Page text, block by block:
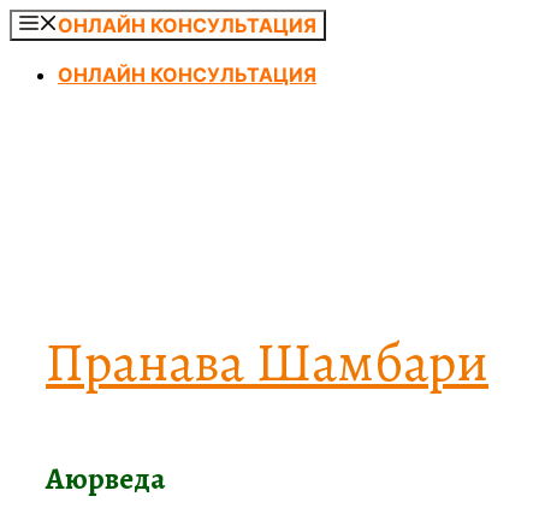
Перейти
содержимому
ОНЛАЙН КОНСУЛЬТАЦИЯ
ОНЛАЙН КОНСУЛЬТАЦИЯ
Пранава Шамбари
Аюрведа